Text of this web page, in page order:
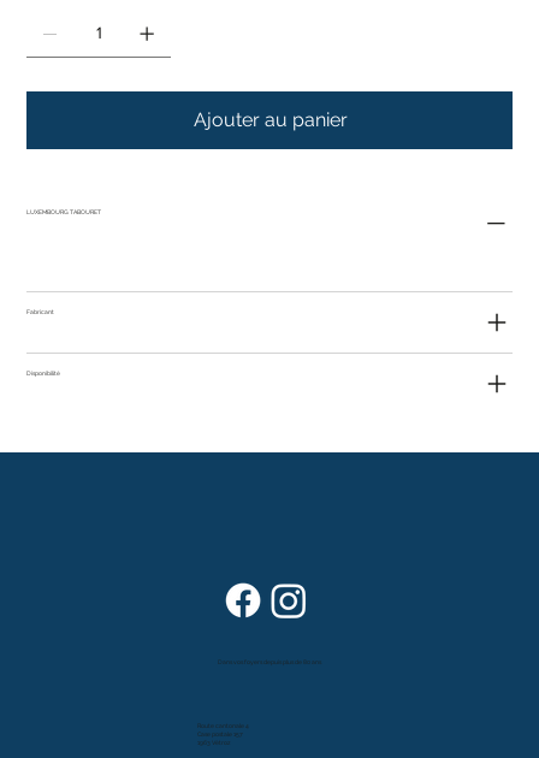
Ajouter au panier
LUXEMBOURG TABOURET
Fabricant
Disponibilité
Route cantonale 4
Case postale 157
1963 Vétroz
Dans vos foyers depuis plus de 80 ans